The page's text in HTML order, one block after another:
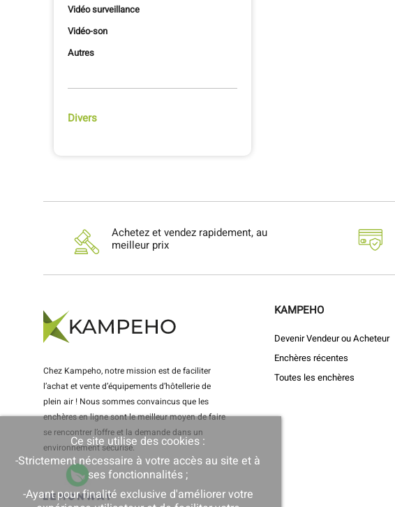
Vidéo surveillance
Vidéo-son
Autres
Divers
Achetez et vendez rapidement, au
meilleur prix
Chez Kampeho, notre mission est de faciliter
l’achat et vente d’équipements d’hôtellerie de
plein air ! Nous sommes convaincus que les
enchères en ligne sont le meilleur moyen de faire
se rencontrer l’offre et la demande dans un
environnement sécurisé.
KAMPEHO
Devenir Vendeur ou Acheteur
Enchères récentes
Toutes les enchères
Ce site utilise des cookies :
-Strictement nécessaire à votre accès au site et à
ses fonctionnalités ;
-Ayant pour finalité exclusive d'améliorer votre